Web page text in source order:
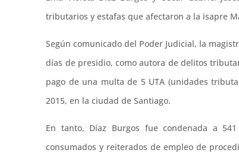
tributarios y estafas que afectaron a la isapre
Según comunicado del Poder Judicial, la
días de presidio, como autora de delitos
pago de una multa de 5 UTA (unidades
2015, en la ciudad de Santiago.
En tanto, Díaz Burgos fue condenada a
consumados y reiterados de empleo de